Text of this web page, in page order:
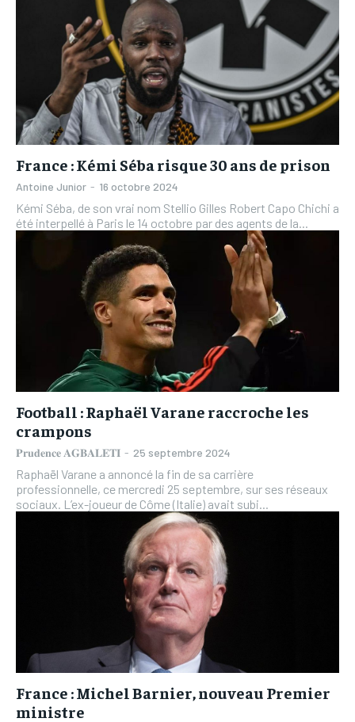
France : Kémi Séba risque 30 ans de prison
Antoine Junior - 16 octobre 2024
Kémi Séba, de son vrai nom Stellio Gilles Robert Capo Chichi a
été interpellé à Paris le 14 octobre par des agents de la...
Football : Raphaël Varane raccroche les
crampons
𝐏𝐫𝐮𝐝𝐞𝐧𝐜𝐞 𝐀𝐆𝐁𝐀𝐋𝐄𝐓𝐈 - 25 septembre 2024
Raphaël Varane a annoncé la fin de sa carrière
professionnelle, ce mercredi 25 septembre, sur ses réseaux
sociaux. L’ex-joueur de Côme (Italie) avait subi...
France : Michel Barnier, nouveau Premier
ministre